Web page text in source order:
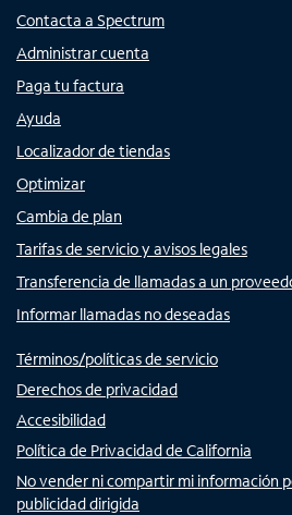
Contacta a Spectrum
Administrar cuenta
Paga tu factura
Ayuda
Localizador de tiendas
Optimizar
Cambia de plan
Tarifas de servicio y avisos legales
Transferencia de llamadas a un
Informar llamadas no deseadas
Términos/políticas de servicio
Derechos de privacidad
Accesibilidad
Política de Privacidad de California
No vender ni compartir mi información
publicidad dirigida